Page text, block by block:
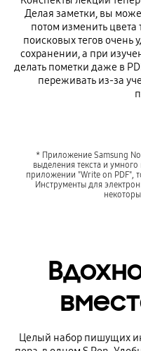
Делая заметки, вы
потом изменить
поисковых тегов очень
сохранении, а при
делать пометки даже в
переживать из-за
* Приложение Samsung
выделения текста и
приложении "Write on PDF",
Инструменты для
Целый набор пишущих